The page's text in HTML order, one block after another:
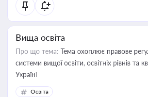
Вища освіта
Про що тема: Тема охоплює правове
системи вищої освіти, освітніх рівнів та
Україні
Освіта